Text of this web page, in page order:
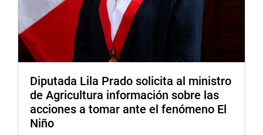
Diputada Lila Prado solicita al ministro
de Agricultura información sobre las
acciones a tomar ante el fenómeno El
Niño